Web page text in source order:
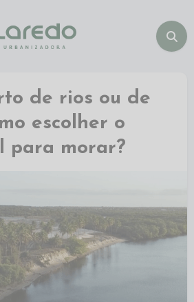
de rios ou de
escolher o
para morar?